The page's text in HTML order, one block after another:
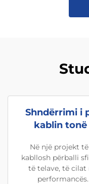
Shndërrimi i
kablin
Në një projekt
kabllosh përballi
të telave, të